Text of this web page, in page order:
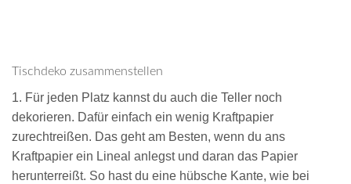
Tischdeko zusammenstellen
1. Für jeden Platz kannst du auch die Teller noch
dekorieren. Dafür einfach ein wenig Kraftpapier
zurechtreißen. Das geht am Besten, wenn du ans
Kraftpapier ein Lineal anlegst und daran das Papier
herunterreißt. So hast du eine hübsche Kante, wie bei